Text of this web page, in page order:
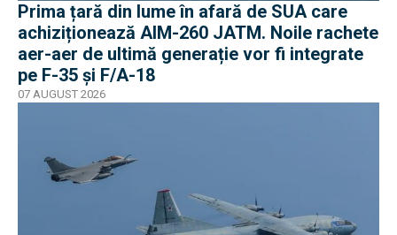
Prima țară din lume în afară de SUA care
achiziționează AIM-260 JATM. Noile rachete
aer-aer de ultimă generație vor fi integrate
pe F-35 și F/A-18
07 AUGUST 2026